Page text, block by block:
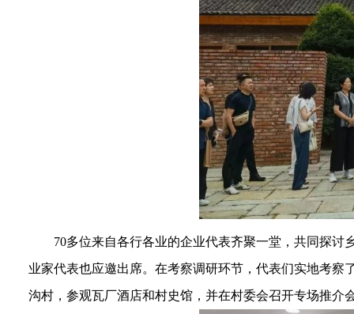
70多位来自各行各业的企业代表齐聚一堂，共同探
业家代表也应邀出席。在考察调研环节，代表们实地考
沟村，参观瓦厂酒店和村史馆，并在村委会召开专场推介